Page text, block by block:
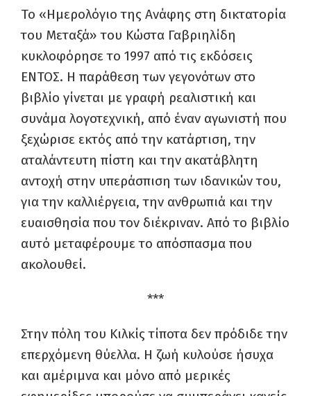
Το «Ημερολόγιο της Ανάφης στη δικτατορία
του Μεταξά» του Κώστα Γαβριηλίδη
κυκλοφόρησε το 1997 από τις εκδόσεις
ΕΝΤΟΣ. Η παράθεση των γεγονότων στο
βιβλίο γίνεται με γραφή ρεαλιστική και
συνάμα λογοτεχνική, από έναν αγωνιστή που
ξεχώρισε εκτός από την κατάρτιση, την
αταλάντευτη πίστη και την ακατάβλητη
αντοχή στην υπεράσπιση των ιδανικών του,
για την καλλιέργεια, την ανθρωπιά και την
ευαισθησία που τον διέκριναν. Από το βιβλίο
αυτό μεταφέρουμε το απόσπασμα που
ακολουθεί.
***
Στην πόλη του Κιλκίς τίποτα δεν πρόδιδε την
επερχόμενη θύελλα. Η ζωή κυλούσε ήσυχα
και αμέριμνα και μόνο από μερικές